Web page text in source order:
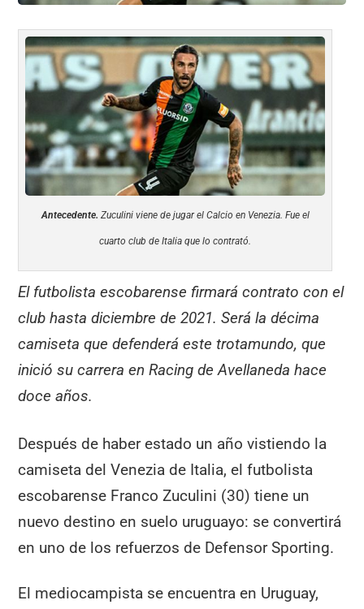
Antecedente. Zuculini viene de jugar el Calcio en Venezia. Fue el
cuarto club de Italia que lo contrató.
El futbolista escobarense firmará contrato con el
club hasta diciembre de 2021. Será la décima
camiseta que defenderá este trotamundo, que
inició su carrera en Racing de Avellaneda hace
doce años.
Después de haber estado un año vistiendo la
camiseta del Venezia de Italia, el futbolista
escobarense Franco Zuculini (30) tiene un
nuevo destino en suelo uruguayo: se convertirá
en uno de los refuerzos de Defensor Sporting.
El mediocampista se encuentra en Uruguay,